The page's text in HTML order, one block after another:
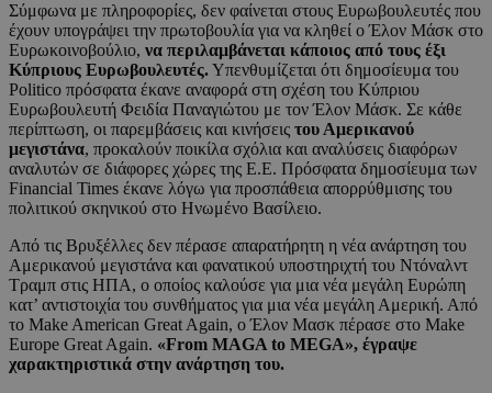
Σύμφωνα με πληροφορίες, δεν φαίνεται στους Ευρωβουλευτές που
έχουν υπογράψει την πρωτοβουλία για να κληθεί ο Έλον Μάσκ στο
Ευρωκοινοβούλιο, να περιλαμβάνεται κάποιος από τους έξι
Κύπριους Ευρωβουλευτές.Υπενθυμίζεται ότι δημοσίευμα του
Politico πρόσφατα έκανε αναφορά στη σχέση του Κύπριου
Ευρωβουλευτή Φειδία Παναγιώτου με τον Έλον Μάσκ. Σε κάθε
περίπτωση, οι παρεμβάσεις και κινήσεις του Αμερικανού
μεγιστάνα, προκαλούν ποικίλα σχόλια και αναλύσεις διαφόρων
αναλυτών σε διάφορες χώρες της Ε.Ε. Πρόσφατα δημοσίευμα των
Financial Times έκανε λόγω για προσπάθεια απορρύθμισης του
πολιτικού σκηνικού στο Ηνωμένο Βασίλειο.
Από τις Βρυξέλλες δεν πέρασε απαρατήρητη η νέα ανάρτηση του
Αμερικανού μεγιστάνα και φανατικού υποστηριχτή του Ντόναλντ
Τραμπ στις ΗΠΑ, ο οποίος καλούσε για μια νέα μεγάλη Ευρώπη
κατ’ αντιστοιχία του συνθήματος για μια νέα μεγάλη Αμερική. Από
το Make American Great Again, ο Έλον Μασκ πέρασε στο Make
Europe Great Again. «From MAGA to MEGA», έγραψε
χαρακτηριστικά στην ανάρτηση του.